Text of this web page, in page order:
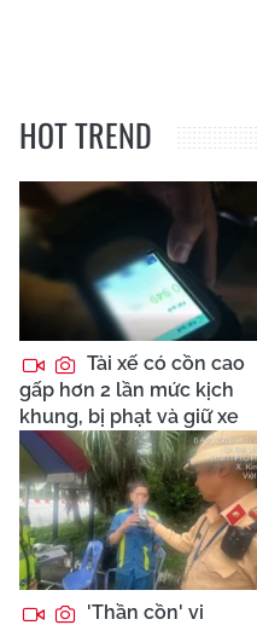
HOT TREND
Tài xế có cồn cao
gấp hơn 2 lần mức kịch
khung, bị phạt và giữ xe
'Thần cồn' vi